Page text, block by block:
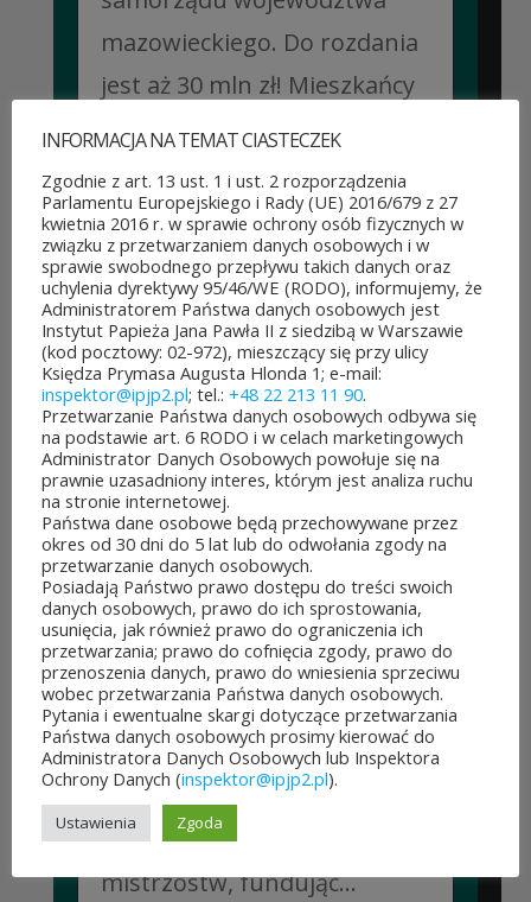
mazowieckiego. Do rozdania
jest aż 30 mln zł! Mieszkańcy
województwa mazowieckiego
po...
CZYTAJ DALEJ
JUBILEUSZOWE XXV MISTRZOSTWA POLSKI
DUCHOWIEŃSTWA W SZACHACH
KLASYCZNYCH.
10 lipca&7b19p;2026
W dniach 6–10 lipca 2026 r. w
Collegium Marianum w
Pelplinie odbyły się
Jubileuszowe XXV
Mistrzostwa Polski
Duchowieństwa w Szachach
Klasycznych. Wydarzenie
zostało objęte patronatem
Instytutu Papieża Jana Pawła
II, który wsparł organizację
mistrzostw, fundując...
INFORMACJA NA TEMAT CIASTECZEK
Zgodnie z art. 13 ust. 1 i ust. 2 rozporządzenia
Parlamentu Europejskiego i Rady (UE) 2016/679 z 27
kwietnia 2016 r. w sprawie ochrony osób fizycznych w
związku z przetwarzaniem danych osobowych i w
sprawie swobodnego przepływu takich danych oraz
uchylenia dyrektywy 95/46/WE (RODO), informujemy, że
Administratorem Państwa danych osobowych jest
Instytut Papieża Jana Pawła II z siedzibą w Warszawie
(kod pocztowy: 02-972), mieszczący się przy ulicy
Księdza Prymasa Augusta Hlonda 1; e-mail:
inspektor@ipjp2.pl; tel.: +48 22 213 11 90.
Przetwarzanie Państwa danych osobowych odbywa się
na podstawie art. 6 RODO i w celach marketingowych
Administrator Danych Osobowych powołuje się na
prawnie uzasadniony interes, którym jest analiza ruchu
na stronie internetowej.
Państwa dane osobowe będą przechowywane przez
okres od 30 dni do 5 lat lub do odwołania zgody na
przetwarzanie danych osobowych.
Posiadają Państwo prawo dostępu do treści swoich
danych osobowych, prawo do ich sprostowania,
usunięcia, jak również prawo do ograniczenia ich
przetwarzania; prawo do cofnięcia zgody, prawo do
przenoszenia danych, prawo do wniesienia sprzeciwu
wobec przetwarzania Państwa danych osobowych.
Pytania i ewentualne skargi dotyczące przetwarzania
Państwa danych osobowych prosimy kierować do
Administratora Danych Osobowych lub Inspektora
Ochrony Danych (inspektor@ipjp2.pl).
Ustawienia Zgoda